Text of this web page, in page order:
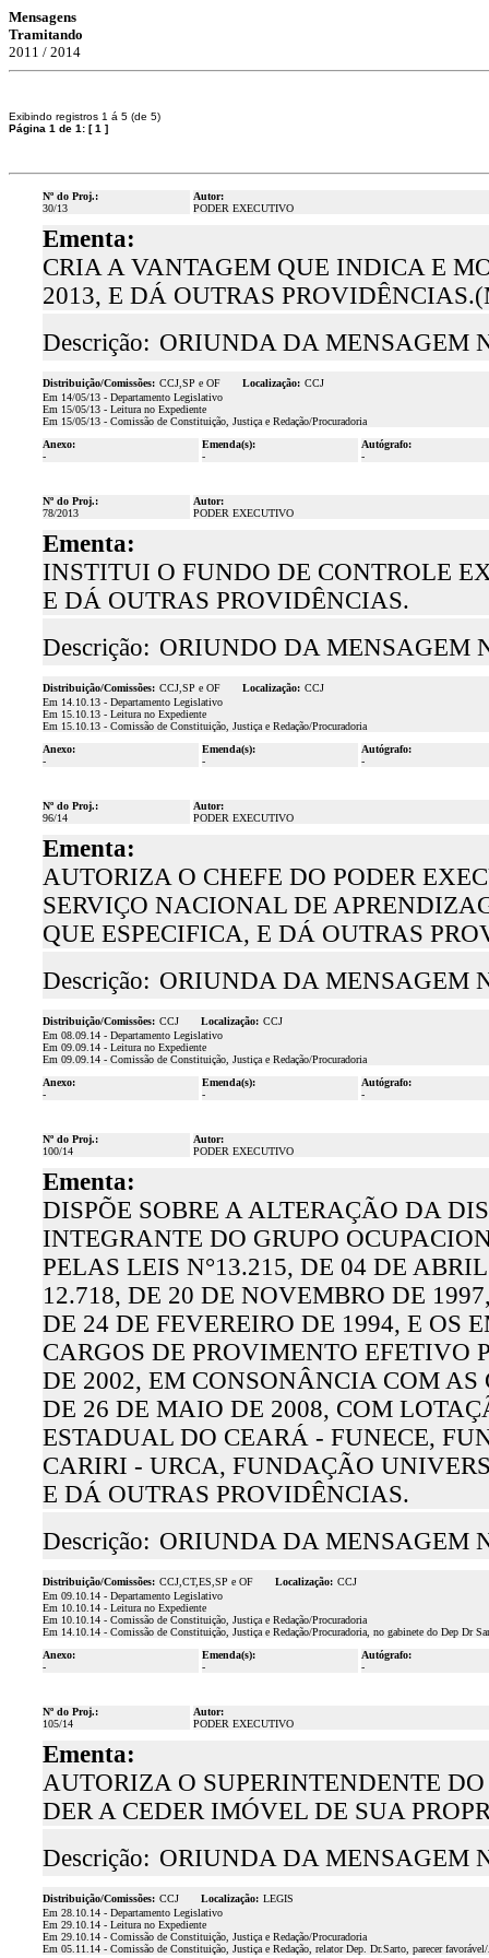
Mensagens
Tramitando
2011 / 2014
Exibindo registros 1 á 5 (de 5)
Página 1 de 1: [1 ]
Nº do Proj.:
30/13
Autor:
PODER EXECUTIVO
Ementa:
CRIA A VANTAGEM QUE INDICA E
2013, E DÁ OUTRAS
Descrição: ORIUNDA DA MENSAGEM
Distribuição/Comissões: CCJ,SP e OF Localização: CCJ
Em 14/05/13 - Departamento Legislativo
Em 15/05/13 - Leitura no Expediente
Em 15/05/13 - Comissão de Constituição, Justiça e Redação/Procuradoria
Anexo:
-
Emenda(s):
-
Autógrafo:
-
Nº do Proj.:
78/2013
Autor:
PODER EXECUTIVO
Ementa:
INSTITUI O FUNDO DE CONTROLE
E DÁ OUTRAS PROVIDÊNCIAS.
Descrição: ORIUNDO DA MENSAGEM
Distribuição/Comissões: CCJ,SP e OF Localização: CCJ
Em 14.10.13 - Departamento Legislativo
Em 15.10.13 - Leitura no Expediente
Em 15.10.13 - Comissão de Constituição, Justiça e Redação/Procuradoria
Anexo:
-
Emenda(s):
-
Autógrafo:
-
Nº do Proj.:
96/14
Autor:
PODER EXECUTIVO
Ementa:
AUTORIZA O CHEFE DO PODER
SERVIÇO NACIONAL DE
QUE ESPECIFICA, E DÁ OUTRAS
Descrição: ORIUNDA DA MENSAGEM
Distribuição/Comissões: CCJ Localização: CCJ
Em 08.09.14 - Departamento Legislativo
Em 09.09.14 - Leitura no Expediente
Em 09.09.14 - Comissão de Constituição, Justiça e Redação/Procuradoria
Anexo:
-
Emenda(s):
-
Autógrafo:
-
Nº do Proj.:
100/14
Autor:
PODER EXECUTIVO
Ementa:
DISPÕE SOBRE A ALTERAÇÃO DA
INTEGRANTE DO GRUPO
PELAS LEIS N°13.215, DE 04 DE
12.718, DE 20 DE NOVEMBRO DE
DE 24 DE FEVEREIRO DE 1994, E OS
CARGOS DE PROVIMENTO EFETIVO
DE 2002, EM CONSONÂNCIA COM AS
DE 26 DE MAIO DE 2008, COM
ESTADUAL DO CEARÁ - FUNECE,
CARIRI - URCA, FUNDAÇÃO
E DÁ OUTRAS PROVIDÊNCIAS.
Descrição: ORIUNDA DA MENSAGEM
Distribuição/Comissões: CCJ,CT,ES,SP e OF Localização: CCJ
Em 09.10.14 - Departamento Legislativo
Em 10.10.14 - Leitura no Expediente
Em 10.10.14 - Comissão de Constituição, Justiça e Redação/Procuradoria
Em 14.10.14 - Comissão de Constituição, Justiça e Redação/Procuradoria, no gabinete do Dep Dr
Anexo:
-
Emenda(s):
-
Autógrafo:
-
Nº do Proj.:
105/14
Autor:
PODER EXECUTIVO
Ementa:
AUTORIZA O SUPERINTENDENTE
DER A CEDER IMÓVEL DE SUA
Descrição: ORIUNDA DA MENSAGEM
Distribuição/Comissões: CCJ Localização: LEGIS
Em 28.10.14 - Departamento Legislativo
Em 29.10.14 - Leitura no Expediente
Em 29.10.14 - Comissão de Constituição, Justiça e Redação/Procuradoria
Em 05.11.14 - Comissão de Constituição, Justiça e Redação, relator Dep. Dr.Sarto, parecer